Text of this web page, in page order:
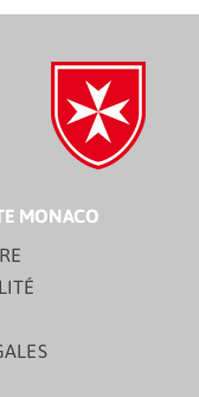
MONACO